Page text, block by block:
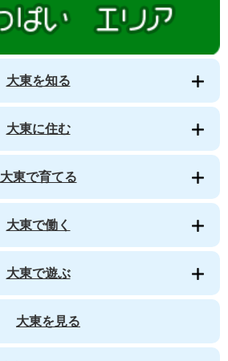
大東を知る
大東に住む
大東で育てる
大東で働く
大東で遊ぶ
大東を見る